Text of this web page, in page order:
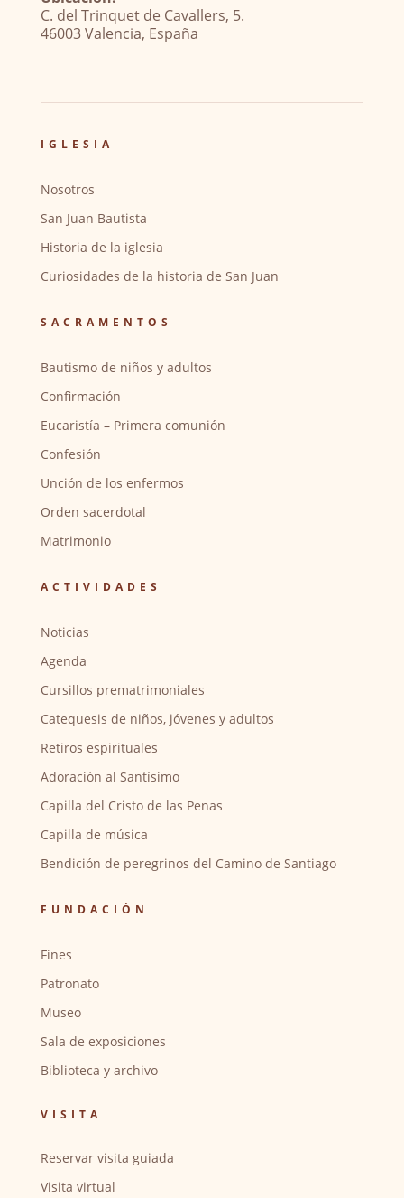
C. del Trinquet de Cavallers, 5.
46003 Valencia, España
IGLESIA
Nosotros
San Juan Bautista
Historia de la iglesia
Curiosidades de la historia de San Juan
SACRAMENTOS
Bautismo de niños y adultos
Confirmación
Eucaristía – Primera comunión
Confesión
Unción de los enfermos
Orden sacerdotal
Matrimonio
ACTIVIDADES
Noticias
Agenda
Cursillos prematrimoniales
Catequesis de niños, jóvenes y adultos
Retiros espirituales
Adoración al Santísimo
Capilla del Cristo de las Penas
Capilla de música
Bendición de peregrinos del Camino de Santiago
FUNDACIÓN
Fines
Patronato
Museo
Sala de exposiciones
Biblioteca y archivo
VISITA
Reservar visita guiada
Visita virtual